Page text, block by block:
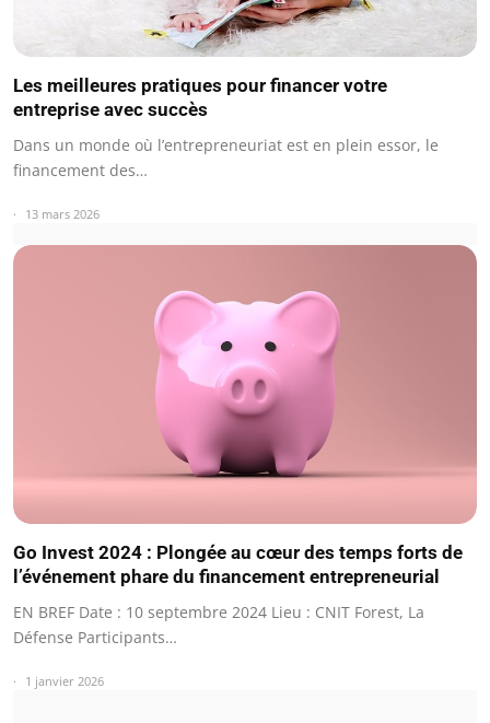
Les meilleures pratiques pour financer votre
entreprise avec succès
Dans un monde où l’entrepreneuriat est en plein essor, le
financement des…
13 mars 2026
Go Invest 2024 : Plongée au cœur des temps forts de
l’événement phare du financement entrepreneurial
EN BREF Date : 10 septembre 2024 Lieu : CNIT Forest, La
Défense Participants…
1 janvier 2026